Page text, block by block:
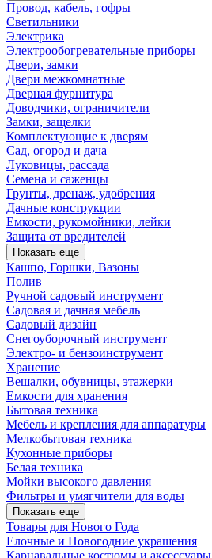
Провод, кабель, гофры
Светильники
Электрика
Электрообогревательные приборы
Двери, замки
Двери межкомнатные
Дверная фурнитура
Доводчики, ограничители
Замки, защелки
Комплектующие к дверям
Сад, огород и дача
Луковицы, рассада
Семена и саженцы
Грунты, дренаж, удобрения
Дачные конструкции
Емкости, рукомойники, лейки
Защита от вредителей
Показать еще
Кашпо, Горшки, Вазоны
Полив
Ручной садовый инструмент
Садовая и дачная мебель
Садовый дизайн
Снегоуборочный инструмент
Электро- и бензоинструмент
Хранение
Вешалки, обувницы, этажерки
Емкости для хранения
Бытовая техника
Мебель и крепления для аппаратуры
Мелкобытовая техника
Кухонные приборы
Белая техника
Мойки высокого давления
Фильтры и умягчители для воды
Показать еще
Товары для Нового Года
Елочные и Новогодние украшения
Карнавальные костюмы и аксессуары